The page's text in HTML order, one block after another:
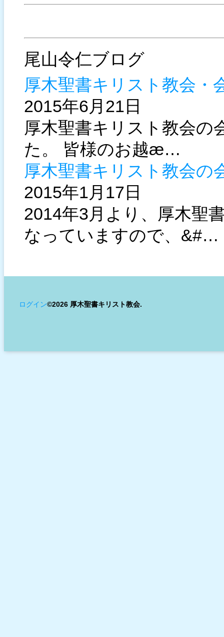
尾山令仁ブログ
厚木聖書キリスト教会・
2015年6月21日
厚木聖書キリスト教会の
た。 皆様のお越ӕ…
厚木聖書キリスト教会の
2015年1月17日
2014年3月より、厚木聖
なっていますので、&#…
ログイン©2026 厚木聖書キリスト教会.